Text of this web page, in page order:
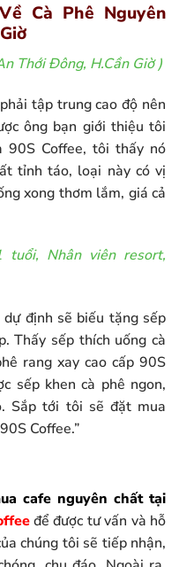
Cà Phê Nguyên
Thới Đông, H.Cần Giờ )
tập trung cao độ nên
ông bạn giới thiệu tôi
90S Coffee, tôi thấy nó
tỉnh táo, loại này có vị
xong thơm lắm, giá cả
tuổi, Nhân viên resort,
định sẽ biếu tặng sếp
Thấy sếp thích uống cà
rang xay cao cấp 90S
sếp khen cà phê ngon,
Sắp tới tôi sẽ đặt mua
Coffee.”
cafe nguyên chất tại
để được tư vấn và hỗ
chúng tôi sẽ tiếp nhận,